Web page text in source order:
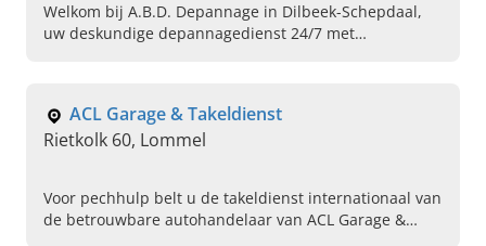
Welkom bij A.B.D. Depannage in Dilbeek-Schepdaal,
uw deskundige depannagedienst 24/7 met
ACL Garage & Takeldienst
Rietkolk 60, Lommel
Voor pechhulp belt u de takeldienst internationaal van
de betrouwbare autohandelaar van ACL Garage &